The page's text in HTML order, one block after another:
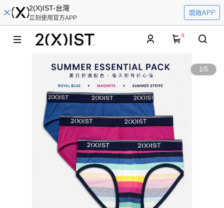
2(X)IST-台灣
立刻使用官方APP
開啟APP
0
1/5